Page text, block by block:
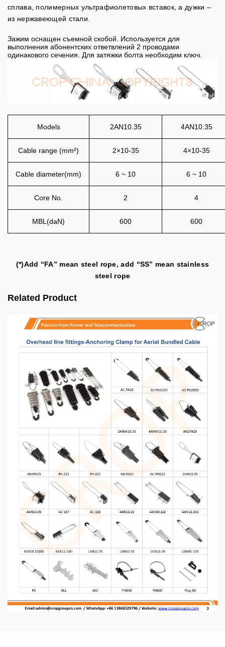
сплава, полимерных ультрафиолетовых вставок, а дужки –
из нержавеющей стали.
Зажим оснащен съемной скобой. Используется для
выполнения абонентских ответвлений 2 проводами
одинакового сечения. Для затяжки болта необходим ключ.
Models 2AN10.35 4AN10.35
Cable range (mm²) 2×10-35 4×10-35
Cable diameter(mm) 6 ~ 10 6 ~ 10
Core No. 2 4
MBL(daN) 600 600
(*)Add “FA” mean steel rope, add “SS” mean stainless
steel rope
Related Product